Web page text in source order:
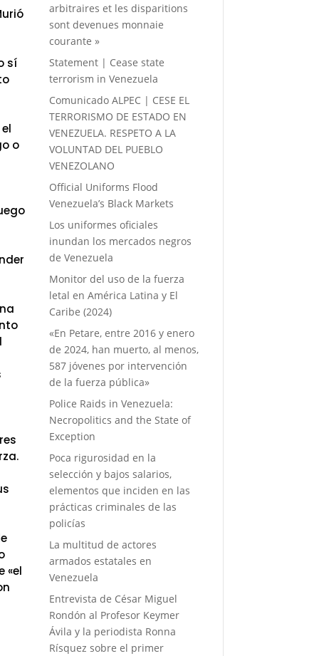
sí
o
«el
arbitraires et les disparitions
sont devenues monnaie
courante »
Statement | Cease state
terrorism in Venezuela
Comunicado ALPEC | CESE EL
TERRORISMO DE ESTADO EN
VENEZUELA. RESPETO A LA
VOLUNTAD DEL PUEBLO
VENEZOLANO
Official Uniforms Flood
Venezuela’s Black Markets
Los uniformes oficiales
inundan los mercados negros
de Venezuela
Monitor del uso de la fuerza
letal en América Latina y El
Caribe (2024)
«En Petare, entre 2016 y enero
de 2024, han muerto, al menos,
587 jóvenes por intervención
de la fuerza pública»
Police Raids in Venezuela:
Necropolitics and the State of
Exception
Poca rigurosidad en la
selección y bajos salarios,
elementos que inciden en las
prácticas criminales de las
policías
La multitud de actores
armados estatales en
Venezuela
Entrevista de César Miguel
Rondón al Profesor Keymer
Ávila y la periodista Ronna
Rísquez sobre el primer